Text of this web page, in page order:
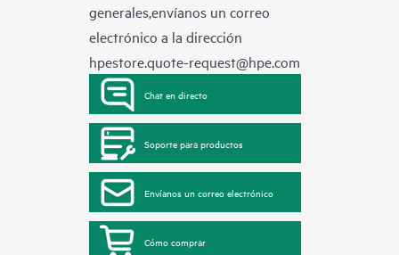
generales,envíanos un correo
electrónico a la dirección
hpestore.quote-request@hpe.com
Chat en directo
Soporte para productos
Envíanos un correo electrónico
Cómo comprar